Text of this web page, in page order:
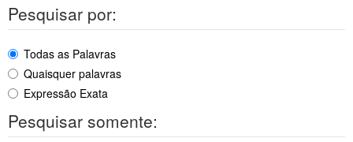
Pesquisar por:
Todas as Palavras
Quaisquer palavras
Expressão Exata
Pesquisar somente: